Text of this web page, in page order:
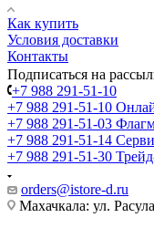
Как купить
Условия доставки
Контакты
Подписаться на
+7 988 291-51-10
+7 988 291-51-10
+7 988 291-51-03
+7 988 291-51-14
+7 988 291-51-30
orders@istore-d.ru
Махачкала: ул.